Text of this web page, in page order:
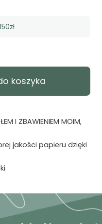
koszyka
I ZBAWIENIEM MOIM,
jakości papieru dzięki